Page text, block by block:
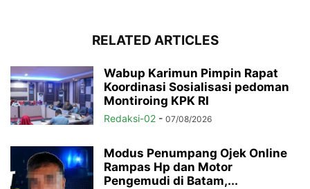
RELATED ARTICLES
Wabup Karimun Pimpin Rapat
Koordinasi Sosialisasi pedoman
Montiroing KPK RI
Redaksi-02 - 07/08/2026
Modus Penumpang Ojek Online
Rampas Hp dan Motor
Pengemudi di Batam,...